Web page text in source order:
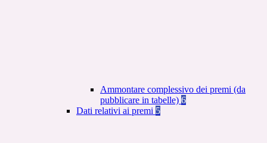
Ammontare complessivo dei premi (da
pubblicare in tabelle) 6
Dati relativi ai premi 5